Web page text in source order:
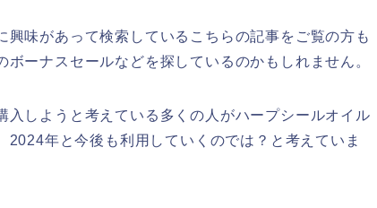
興味があって検索しているこちらの記事をご覧の方も
ーナスセールなどを探しているのかもしれません。
入しようと考えている多くの人がハープシールオイル
年と今後も利用していくのでは？と考えていま